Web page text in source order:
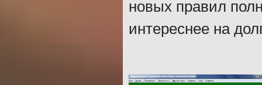
новых правил
интереснее на